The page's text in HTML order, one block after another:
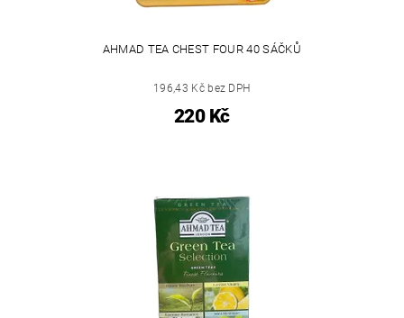
AHMAD TEA CHEST FOUR 40 SÁČKŮ
196,43 Kč bez DPH
220 Kč